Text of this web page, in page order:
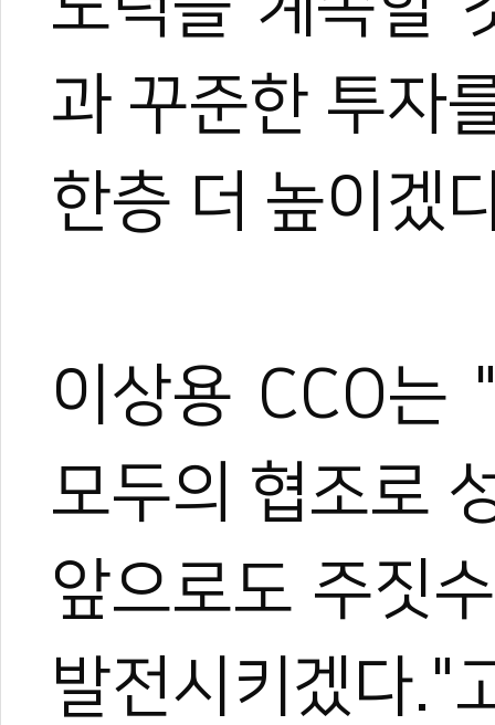
과 꾸준한 투자
한층 더 높이겠
이상용 CCO는
모두의 협조로
앞으로도 주짓
발전시키겠다."
관련 뉴스
'아디다스 골든
IBJJF 공식 룰
유소년 태권도